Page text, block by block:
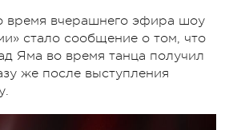
время вчерашнего эфира шоу
стало сообщение о том, что
Яма во время танца получил
же после выступления